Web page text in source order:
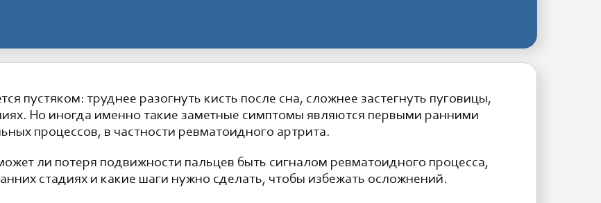
пустяком: труднее разогнуть кисть после сна, сложнее застегнуть пуговицы,
Но иногда именно такие заметные симптомы являются первыми ранними
процессов, в частности ревматоидного артрита.
ли потеря подвижности пальцев быть сигналом ревматоидного процесса,
стадиях и какие шаги нужно сделать, чтобы избежать осложнений.